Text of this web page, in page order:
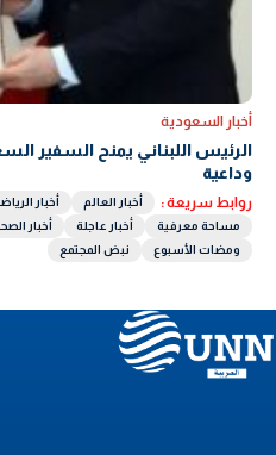
أخبار السعودية
الرئيس اللبناني يمنح السفير
وداعية
روابط سريعة : أخبار العالم أخبار الرياضة
مساحة معرفية
أخبار عاجلة أخبار الصحة
ومضات الأسبوع
نبض المجتمع